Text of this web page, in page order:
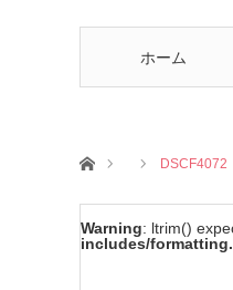
ホーム
ホーム DSCF4072
Warning: ltrim()
includes/